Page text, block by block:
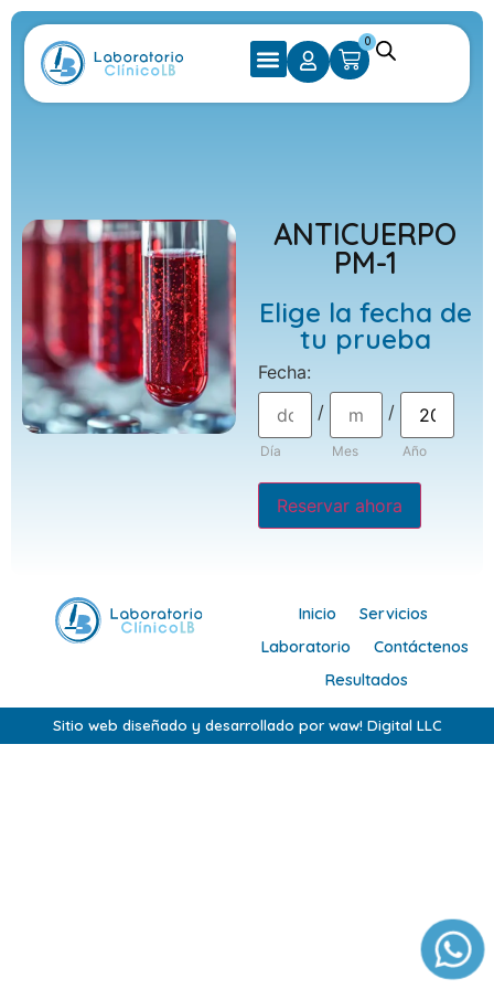
0
ANTICUERPO
PM-1
Elige la fecha de
tu prueba
Fecha:
Día
/
Mes
/
Año
Reservar ahora
Inicio
Servicios
Laboratorio
Contáctenos
Resultados
Sitio web diseñado y desarrollado por waw! Digital LLC